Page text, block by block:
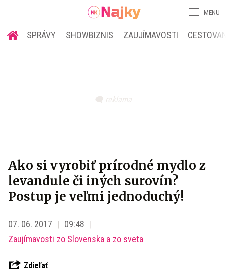
MENU
SPRÁVY SHOWBIZNIS ZAUJÍMAVOSTI
Ako si vyrobiť prírodné mydlo z
levandule či iných surovín?
Postup je veľmi jednoduchý!
07. 06. 2017
09:48
Zaujímavosti zo Slovenska a zo sveta
Zdieľať